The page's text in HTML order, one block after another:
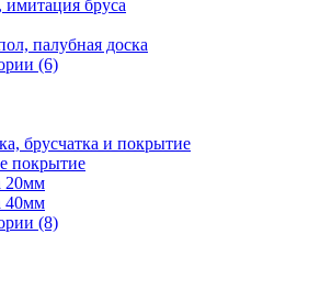
имитация бруса
палубная доска
(6)
брусчатка и покрытие
покрытие
20мм
40мм
(8)